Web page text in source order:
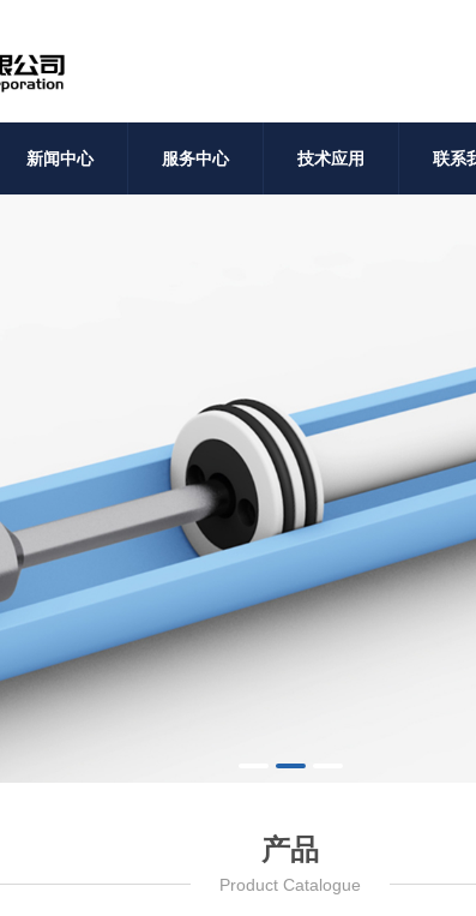
新闻中心 服务中心 技术应用 联系
产品
Product Catalogue